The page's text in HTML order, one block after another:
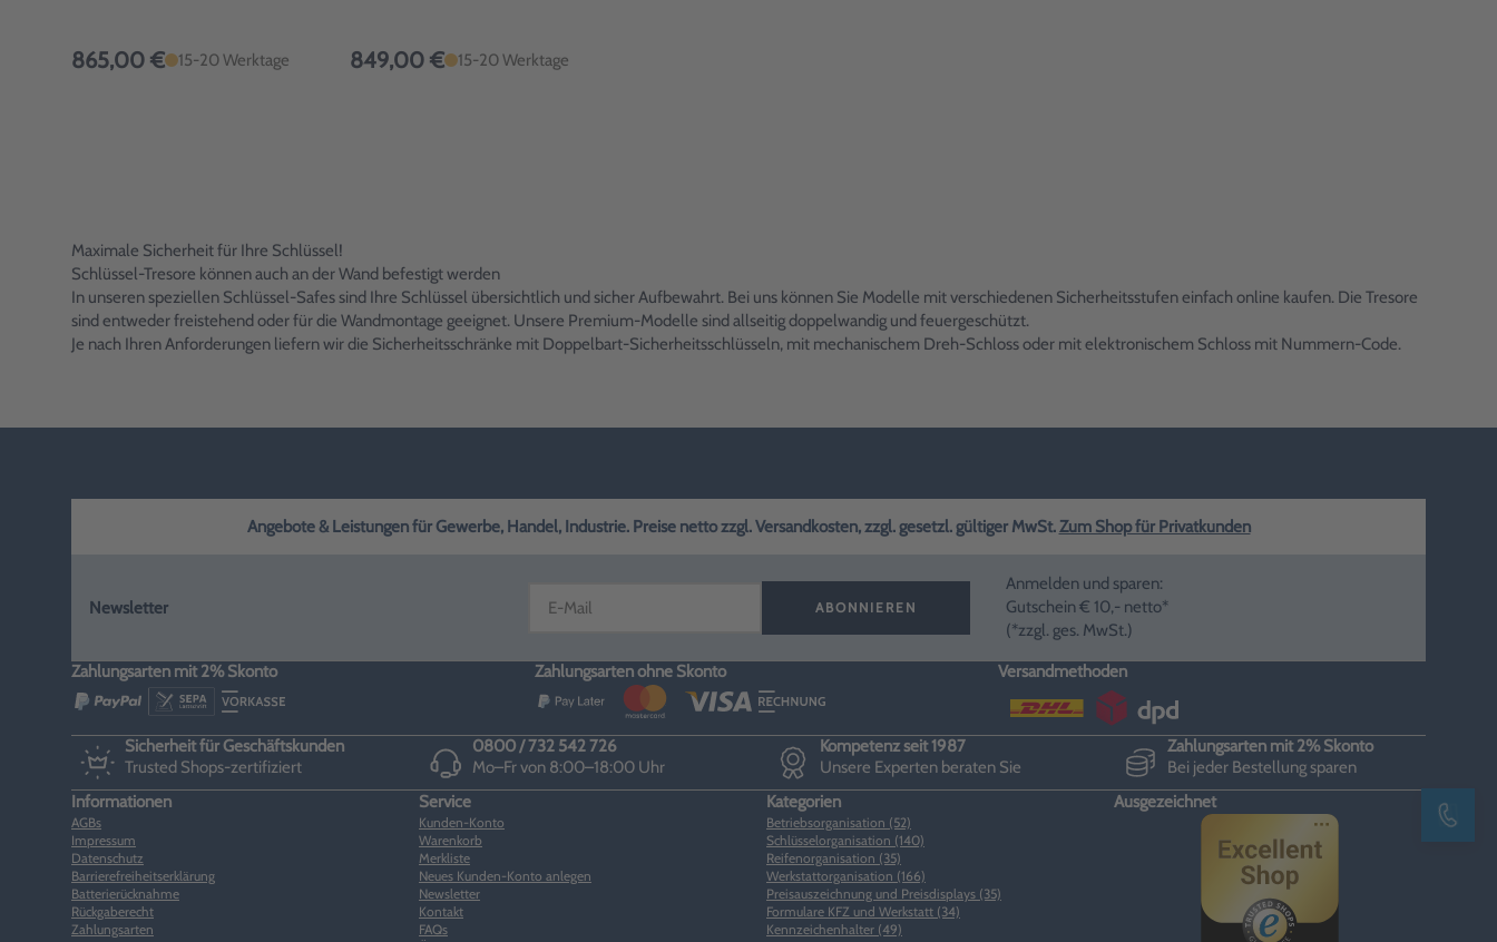
865,00 € 15-20 Werktage 849,00 € 15-20 Werktage
Maximale Sicherheit für Ihre Schlüssel!
Schlüssel-Tresore können auch an der Wand befestigt werden
In unseren speziellen Schlüssel-Safes sind Ihre Schlüssel übersichtlich und sicher Aufbewahrt. Bei uns können Sie Modelle mit verschiedenen Sicherheitsstufen einfach online kaufen. Die Tresore
sind entweder freistehend oder für die Wandmontage geeignet. Unsere Premium-Modelle sind allseitig doppelwandig und feuergeschützt.
Je nach Ihren Anforderungen liefern wir die Sicherheitsschränke mit Doppelbart-Sicherheitsschlüsseln, mit mechanischem Dreh-Schloss oder mit elektronischem Schloss mit Nummern-Code.
Angebote & Leistungen für Gewerbe, Handel, Industrie. Preise netto zzgl. Versandkosten, zzgl. gesetzl. gültiger MwSt.Zum Shop für Privatkunden
Newsletter ABONNIEREN
Anmelden und sparen:
Gutschein € 10,- netto*
(*zzgl. ges. MwSt.)
Zahlungsarten mit 2% Skonto Zahlungsarten ohne Skonto Versandmethoden
Sicherheit für Geschäftskunden
Trusted Shops-zertifiziert
0800 / 732 542 726
Mo–Fr von 8:00–18:00 Uhr
Kompetenz seit 1987
Unsere Experten beraten Sie
Zahlungsarten mit 2% Skonto
Bei jeder Bestellung sparen
Informationen
AGBs
Impressum
Datenschutz
Barrierefreiheitserklärung
Batterierücknahme
Rückgaberecht
Zahlungsarten
Service
Kunden-Konto
Warenkorb
Merkliste
Neues Kunden-Konto anlegen
Newsletter
Kontakt
FAQs
Kategorien
Betriebsorganisation (52)
Schlüsselorganisation (140)
Reifenorganisation (35)
Werkstattorganisation (166)
Preisauszeichnung und Preisdisplays (35)
Formulare KFZ und Werkstatt (34)
Kennzeichenhalter (49)
Ausgezeichnet